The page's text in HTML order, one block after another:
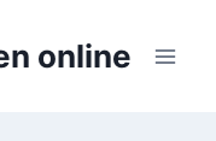
online